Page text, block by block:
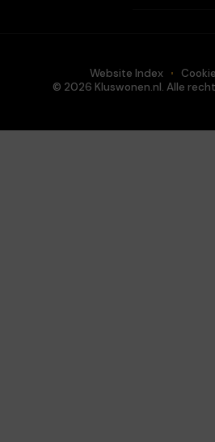
© 2026 Kluswonen.nl. Alle
Website Index